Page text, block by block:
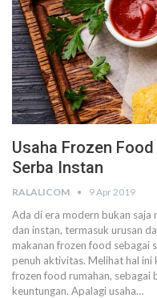
Usaha Frozen
Serba Instan
RALALICOM 9 Apr 2019
Ada di era modern bukan saja
dan instan, termasuk urusan
makanan frozen food sebagai
penuh aktivitas. Melihat hal ini
frozen food rumahan, sebagai
keuntungan. Apalagi usaha…